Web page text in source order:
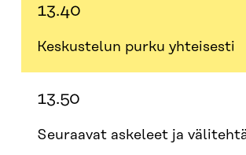
13.40
Keskustelun purku yhteisesti
13.50
Seuraavat askeleet ja